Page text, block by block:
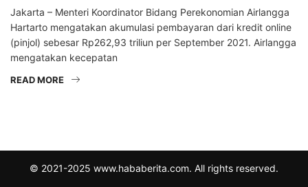
Jakarta – Menteri Koordinator Bidang Perekonomian Airlangga
Hartarto mengatakan akumulasi pembayaran dari kredit online
(pinjol) sebesar Rp262,93 triliun per September 2021. Airlangga
mengatakan kecepatan
READ MORE
© 2021-2025 www.hababerita.com. All rights reserved.